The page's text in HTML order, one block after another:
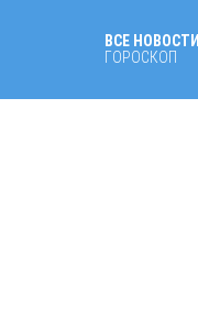
ВСЕ НОВОСТИ
ГОРОСКОП